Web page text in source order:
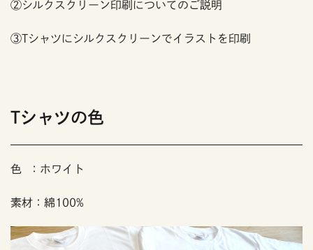
②シルクスクリーン印刷についてのご説明
③Tシャツにシルクスクリーンでイラストを印刷
Tシャツの色
色 ：ホワイト
素材：綿100%